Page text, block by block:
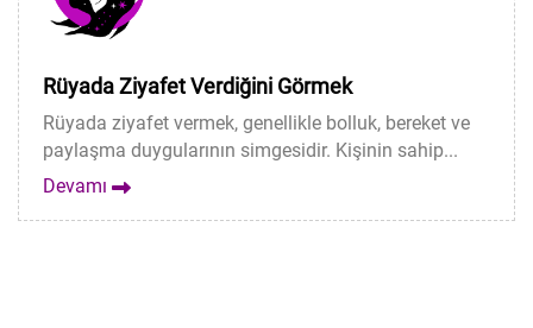
Rüyada Ziyafet Verdiğini Görmek
Rüyada ziyafet vermek, genellikle bolluk, bereket ve
paylaşma duygularının simgesidir. Kişinin sahip...
Devamı